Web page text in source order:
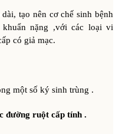
tạo nên cơ chế sinh bệnh
khuẩn nặng ,với các loại vi
có giả mạc.
một số ký sinh trùng .
đường ruột cấp tính .